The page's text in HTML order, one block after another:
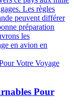
Les règles
peuvent différer
préparation
les
en avion en
Pour